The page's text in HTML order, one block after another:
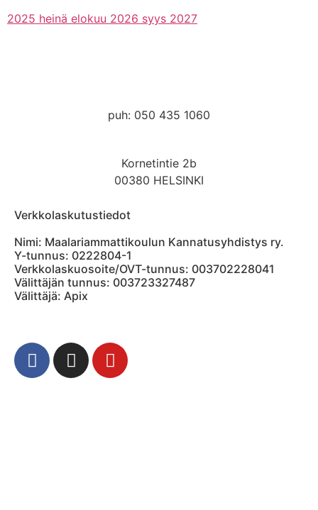
2025 heinä elokuu 2026 syys 2027
puh: 050 435 1060
Kornetintie 2b
00380 HELSINKI
Verkkolaskutustiedot
Nimi: Maalariammattikoulun Kannatusyhdistys ry.
Y-tunnus: 0222804-1
Verkkolaskuosoite/OVT-tunnus: 003702228041
Välittäjän tunnus: 003723327487
Välittäjä: Apix